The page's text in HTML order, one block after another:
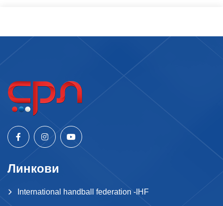
Линкови
International handball federation -IHF